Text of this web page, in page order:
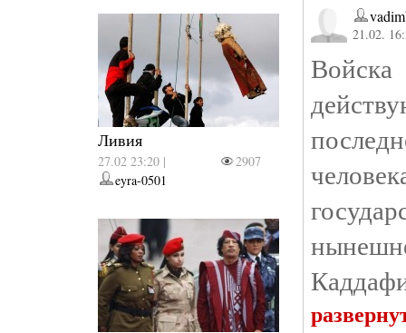
Ливия
27.02 23:20 |
2907
eyra-0501
21.02.